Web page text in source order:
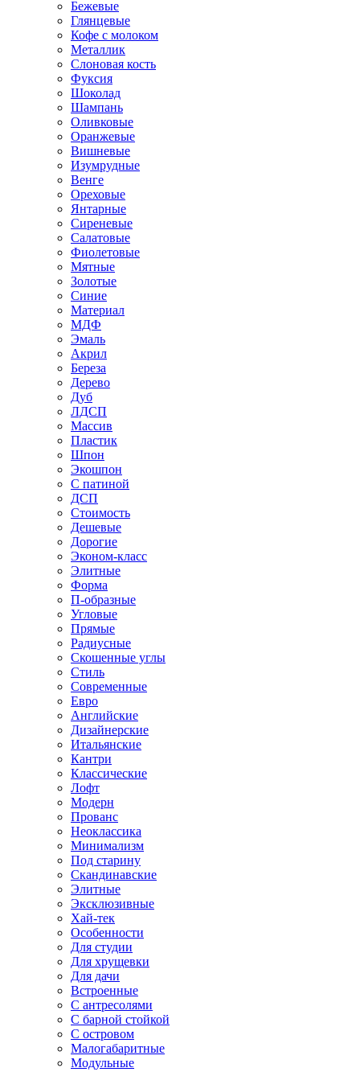
Бежевые
Глянцевые
Кофе с молоком
Металлик
Слоновая кость
Фуксия
Шоколад
Шампань
Оливковые
Оранжевые
Вишневые
Изумрудные
Венге
Ореховые
Янтарные
Сиреневые
Салатовые
Фиолетовые
Мятные
Золотые
Синие
Материал
МДФ
Эмаль
Акрил
Береза
Дерево
Дуб
ЛДСП
Массив
Пластик
Шпон
Экошпон
С патиной
ДСП
Стоимость
Дешевые
Дорогие
Эконом-класс
Элитные
Форма
П-образные
Угловые
Прямые
Радиусные
Скошенные углы
Стиль
Современные
Евро
Английские
Дизайнерские
Итальянские
Кантри
Классические
Лофт
Модерн
Прованс
Неоклассика
Минимализм
Под старину
Скандинавские
Элитные
Эксклюзивные
Хай-тек
Особенности
Для студии
Для хрущевки
Для дачи
Встроенные
С антресолями
С барной стойкой
С островом
Малогабаритные
Модульные